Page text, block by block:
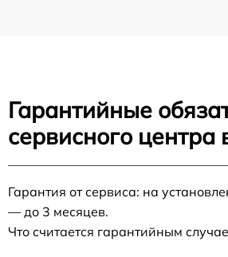
Гарантийные
сервисного центра
Гарантия от сервиса: на
— до 3 месяцев.
Что считается гарантийным